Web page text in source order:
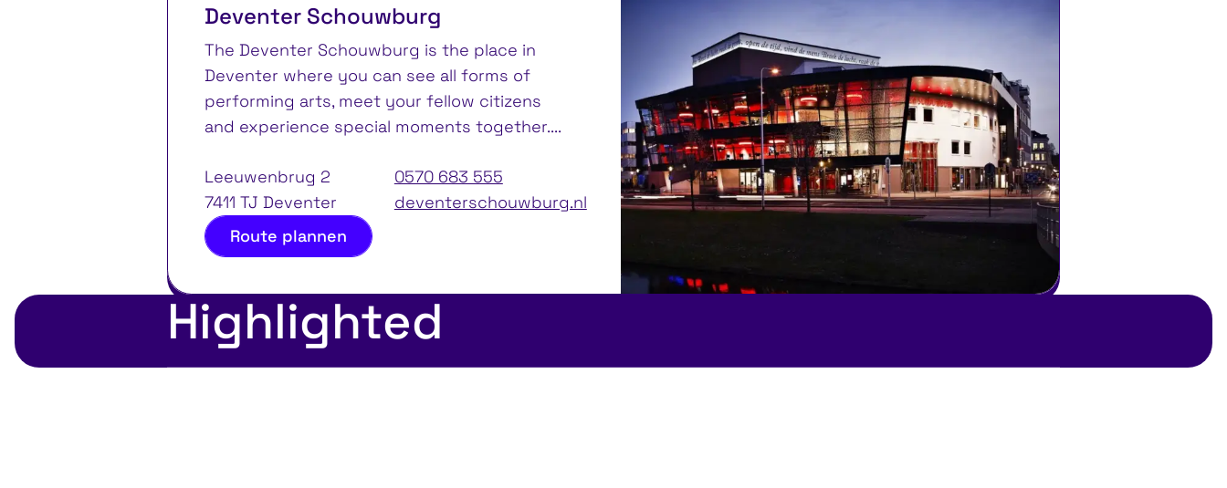
Deventer Schouwburg
The Deventer Schouwburg is the place in
Deventer where you can see all forms of
performing arts, meet your fellow citizens
and experience special moments together....
Leeuwenbrug 2
7411 TJ Deventer
0570 683 555
deventerschouwburg.nl
Route plannen
Highlighted